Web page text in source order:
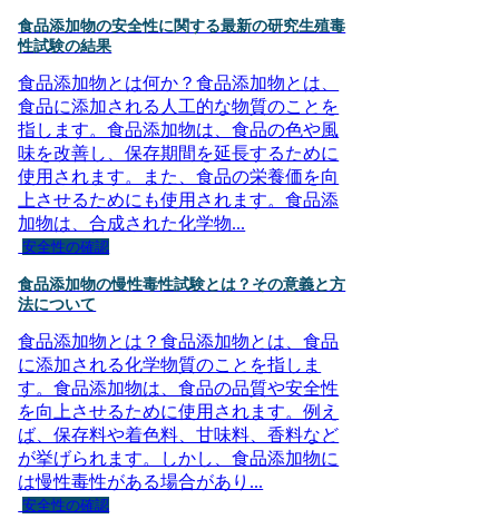
食品添加物の安全性に関する最新の研究生殖毒
性試験の結果
食品添加物とは何か？食品添加物とは、
食品に添加される人工的な物質のことを
指します。食品添加物は、食品の色や風
味を改善し、保存期間を延長するために
使用されます。また、食品の栄養価を向
上させるためにも使用されます。食品添
加物は、合成された化学物...
安全性の確認
食品添加物の慢性毒性試験とは？その意義と方
法について
食品添加物とは？食品添加物とは、食品
に添加される化学物質のことを指しま
す。食品添加物は、食品の品質や安全性
を向上させるために使用されます。例え
ば、保存料や着色料、甘味料、香料など
が挙げられます。しかし、食品添加物に
は慢性毒性がある場合があり...
安全性の確認